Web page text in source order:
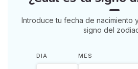
Introduce tu fecha de nacimiento
signo del
DIA MES